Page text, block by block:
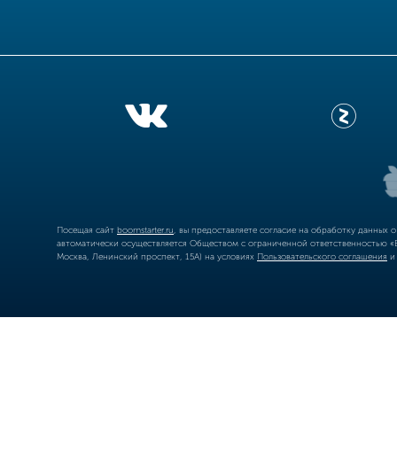
Посещая сайт boomstarter.ru , вы предоставляете согласие на обработку
автоматически осуществляется Обществом с ограниченной
Москва, Ленинский проспект, 15А) на условиях Пользовательского соглашения и